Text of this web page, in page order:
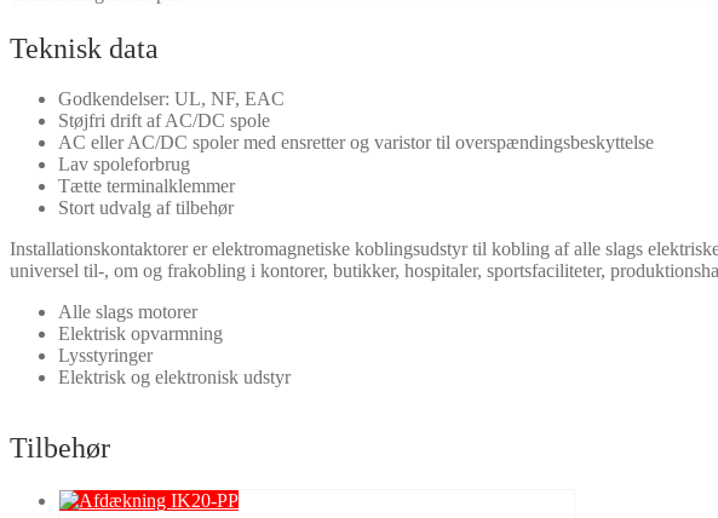
Teknisk data
Godkendelser: UL, NF, EAC
Støjfri drift af AC/DC spole
AC eller AC/DC spoler med ensretter og varistor til overspændingsbeskyttelse
Lav spoleforbrug
Tætte terminalklemmer
Stort udvalg af tilbehør
Installationskontaktorer er elektromagnetiske koblingsudstyr til kobling af alle slags
universel til-, om og frakobling i kontorer, butikker, hospitaler, sportsfaciliteter,
Alle slags motorer
Elektrisk opvarmning
Lysstyringer
Elektrisk og elektronisk udstyr
Tilbehør